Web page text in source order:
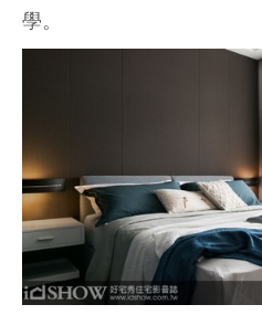
學。